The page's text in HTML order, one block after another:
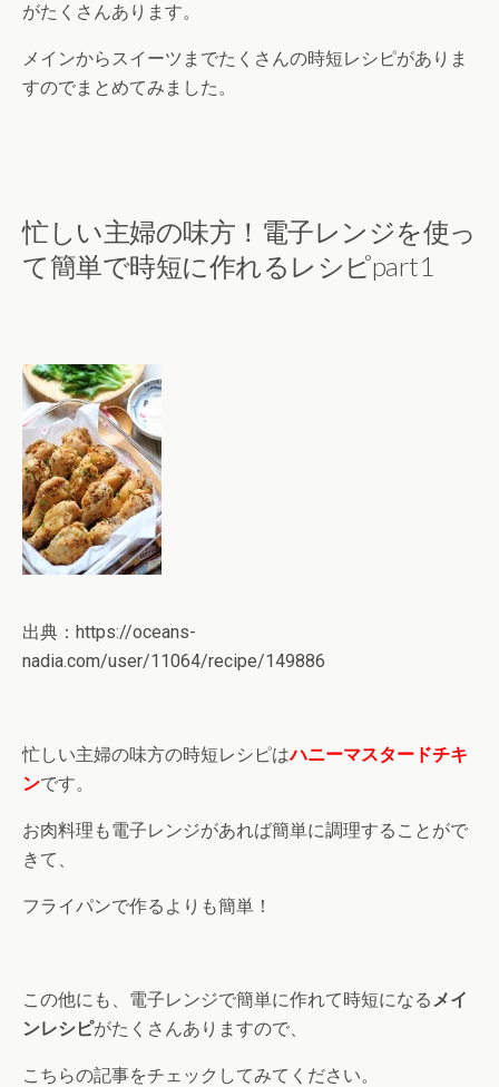
がたくさんあります。
メインからスイーツまでたくさんの時短レシピがありま
すのでまとめてみました。
忙しい主婦の味方！電子レンジを使っ
て簡単で時短に作れるレシピpart1
出典：https://oceans-
nadia.com/user/11064/recipe/149886
忙しい主婦の味方の時短レシピはハニーマスタードチキ
ンです。
お肉料理も電子レンジがあれば簡単に調理することがで
きて、
フライパンで作るよりも簡単！
この他にも、電子レンジで簡単に作れて時短になるメイ
ンレシピがたくさんありますので、
こちらの記事をチェックしてみてください。